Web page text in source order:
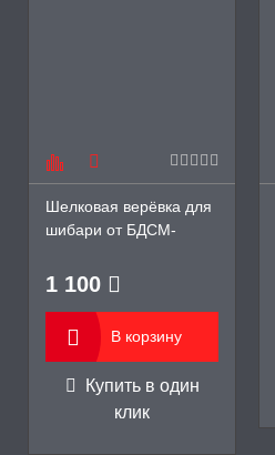
Шелковая верёвка для
шибари от БДСМ-
1 100
В корзину
Купить в один
клик